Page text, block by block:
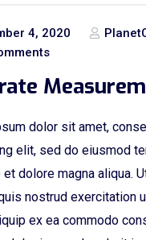
4, 2020
dolor sit amet,
elit, sed do eiusmod
dolore magna aliqua.
nostrud exercitation
ex ea commodo